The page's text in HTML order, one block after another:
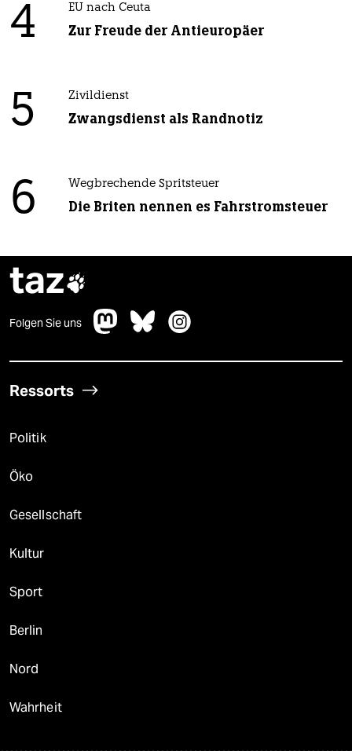
4 EU nach Ceuta
Zur Freude der Antieuropäer
5 Zivildienst
Zwangsdienst als Randnotiz
6 Wegbrechende Spritsteuer
Die Briten nennen es Fahrstromsteuer
taz
Folgen Sie uns
Ressorts
Politik
Öko
Gesellschaft
Kultur
Sport
Berlin
Nord
Wahrheit